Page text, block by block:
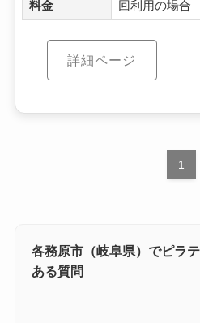
料金
回利用の場合
詳細ページ
1
各務原市（岐阜県）でピラ
ある質問